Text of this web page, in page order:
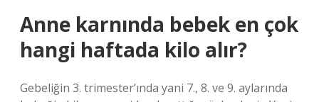
Anne karnında bebek en çok
hangi haftada kilo alır?
Gebeliğin 3. trimester’ında yani 7., 8. ve 9. aylarında